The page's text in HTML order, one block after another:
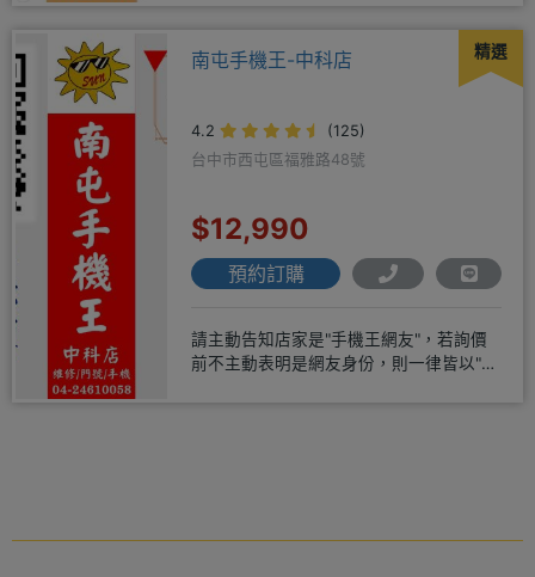
精選
南屯手機王-中科店
4.2
(125)
台中市西屯區福雅路48號
$12,990
預約訂購
請主動告知店家是"手機王網友"，若詢價
前不主動表明是網友身份，則一律皆以"現